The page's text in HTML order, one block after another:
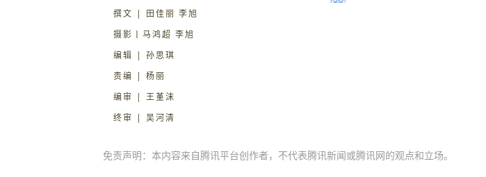
撰文 | 田佳丽 李旭
摄影丨马鸿超 李旭
编辑 | 孙思琪
责编 | 杨丽
编审 | 王堇沫
终审 | 吴河清
免责声明：本内容来自腾讯平台创作者，不代表腾讯新闻或腾讯网的观点和立场。